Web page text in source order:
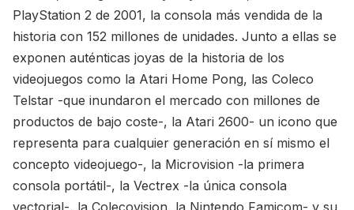
PlayStation 2 de 2001, la consola más vendida de la
historia con 152 millones de unidades. Junto a ellas se
exponen auténticas joyas de la historia de los
videojuegos como la Atari Home Pong, las Coleco
Telstar -que inundaron el mercado con millones de
productos de bajo coste-, la Atari 2600- un icono que
representa para cualquier generación en sí mismo el
concepto videojuego-, la Microvision -la primera
consola portátil-, la Vectrex -la única consola
vectorial-, la Colecovision, la Nintendo Famicom- y su